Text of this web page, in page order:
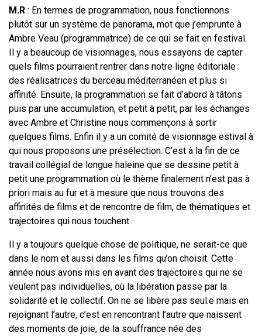
M.R : En termes de programmation, nous fonctionnons
plutôt sur un système de panorama, mot que j’emprunte à
Ambre Veau (programmatrice) de ce qui se fait en festival.
Il y a beaucoup de visionnages, nous essayons de capter
quels films pourraient rentrer dans notre ligne éditoriale :
des réalisatrices du berceau méditerranéen et plus si
affinité. Ensuite, la programmation se fait d’abord à tâtons
puis par une accumulation, et petit à petit, par les échanges
avec Ambre et Christine nous commençons à sortir
quelques films. Enfin il y a un comité de visionnage estival à
qui nous proposons une présélection. C’est à la fin de ce
travail collégial de longue haleine que se dessine petit à
petit une programmation où le thème finalement n’est pas à
priori mais au fur et à mesure que nous trouvons des
affinités de films et de rencontre de film, de thématiques et
trajectoires qui nous touchent.
Il y a toujours quelque chose de politique, ne serait-ce que
dans le nom et aussi dans les films qu’on choisit. Cette
année nous avons mis en avant des trajectoires qui ne se
veulent pas individuelles, où la libération passe par la
solidarité et le collectif. On ne se libère pas seul.e mais en
rejoignant l’autre, c’est en rencontrant l’autre que naissent
des moments de joie, de la souffrance née des